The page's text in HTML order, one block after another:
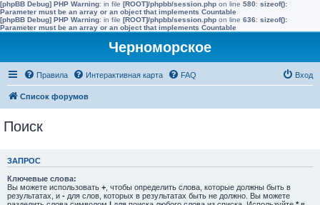
[phpBB Debug] PHP Warning: in file [ROOT]/phpbb/session.php on line 580: sizeof():
Parameter must be an array or an object that implements Countable
[phpBB Debug] PHP Warning: in file [ROOT]/phpbb/session.php on line 636: sizeof():
Parameter must be an array or an object that implements Countable
Черноморское
Правила Интерактивная карта FAQ Вход
Список форумов
Поиск
ЗАПРОС
Ключевые слова:
Вы можете использовать + , чтобы определить слова, которые должны быть в
результатах, и - для слов, которых в результатах быть не должно. Вы можете